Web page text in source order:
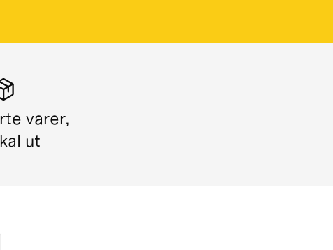
varer,
ut